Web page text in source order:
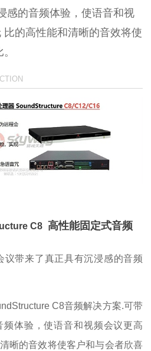
感的音频体验，使语音和视
的高性能和清晰的音效将使
C8 高性能固定式音频
议带来了真正具有沉浸感的音频
C8音频解决方案.可带
体验，使语音和视频会议更高
晰的音效将使客户和与会者欣喜